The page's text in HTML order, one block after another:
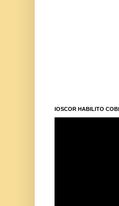
IOSCOR HABILITO